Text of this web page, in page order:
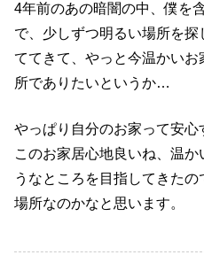
4年前のあの暗闇の中、僕を
で、少しずつ明るい場所を
ててきて、やっと今温かい
所でありたいというか…
やっぱり自分のお家って安心
このお家居心地良いね、温
うなところを目指してきた
場所なのかなと思います。